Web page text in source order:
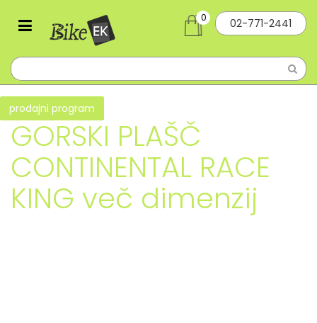
02-771-2441
0
prodajni program
GORSKI PLAŠČ
CONTINENTAL RACE
KING več dimenzij